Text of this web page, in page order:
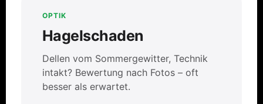
OPTIK
Hagelschaden
Dellen vom Sommergewitter, Technik
intakt? Bewertung nach Fotos – oft
besser als erwartet.